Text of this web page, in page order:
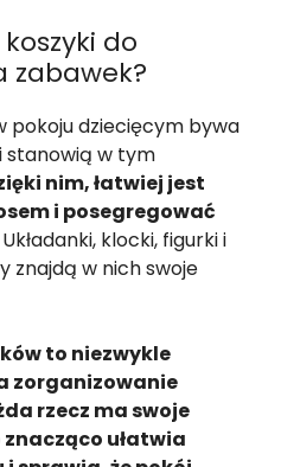
do
zabawek?
pokoju dziecięcym bywa
stanowią w tym
nim, łatwiej jest
i posegregować
Układanki, klocki, figurki i
znajdą w nich swoje
to niezwykle
zorganizowanie
rzecz ma swoje
ułatwia